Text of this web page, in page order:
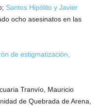
Santos Hipólito y Javier
ocho asesinatos en las
de estigmatización,
Tranvío, Mauricio
de Quebrada de Arena,